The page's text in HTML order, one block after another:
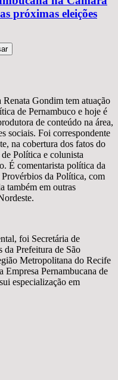
próximas eleições
Gondim tem atuação
de Pernambuco e hoje é
de conteúdo na área,
sociais. Foi correspondente
na cobertura dos fatos do
Política e colunista
É comentarista política da
da Política, com
também em outras
foi Secretária de
da Prefeitura de São
Metropolitana do Recife
Empresa Pernambucana de
especialização em